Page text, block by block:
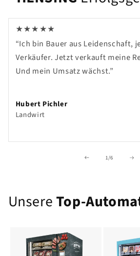
★★★★★
“Ich bin Bauer aus Leidenschaft,
Verkäufer. Jetzt verkauft meine
Und mein Umsatz wächst.”
Hubert Pichler
Landwirt
1/von
6
UnsereTop-